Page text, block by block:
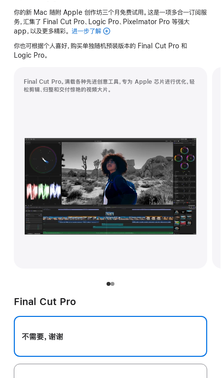
你的新 Mac 随附 Apple 创作坊三个月免费试用。这是一项多合一订阅服
务，汇集了 Final Cut Pro、Logic Pro、Pixelmator Pro 等强大
app，以及更多精彩。 进一步了解 Apple
作
你也可根据个人喜好，购买单独随机预装版本的 Final Cut Pro 和
Logic Pro。
Final Cut Pro。满载各种先进创意工具，专为 Apple 芯片进行优化，轻
松剪辑、归整和交付惊艳的视频大片。
Final Cut Pro
不需要，谢谢